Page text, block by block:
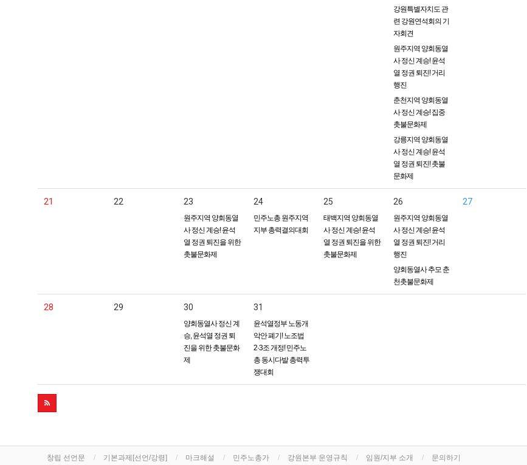
강원특별자치도 관
련 강원연석회의 기
자회견
원주지역 양회동열
사 정신 계승! 윤석
열 정권 퇴진! 거리
행진
춘천지역 양회동열
사 정신 계승! 집중
촛불문화제
강릉지역 양회동열
사 정신 계승! 윤석
열 정권 퇴진! 촛불
문화제
21 22 23
원주지역 양회동열
사 정신 계승! 윤석
열 정권 퇴진을 위한
촛불문화제
24
민주노총 원주지역
지부 총력결의대회
25
태백지역 양회동열
사 정신 계승! 윤석
열 정권 퇴진을 위한
촛불문화제
26
원주지역 양회동열
사 정신 계승! 윤석
열 정권 퇴진! 거리
행진
양회동열사 추모 춘
천촛불문화제
27
28 29 30
양회동열사 정신 계
승, 윤석열 정권 퇴
진을 위한 촛불문화
제
31
윤석열정부 노동개
악안 폐기! 노조법
2·3조 개정! 민주노
총 동시다발 총력투
쟁대회
창립 선언문 기본과제[선언/강령] 마크해설 민주노총가 강원본부 운영규칙 임원/지부 소개 문의하기